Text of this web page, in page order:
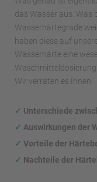
das Wasser aus. Was
Wasserhärtegrade
haben diese auf
Wasserhärte eine
Wir verraten es Ihnen!
✓ Unterschiede
✓ Auswirkungen der
✓ Vorteile der
✓ Nachteile der